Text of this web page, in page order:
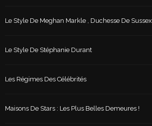
Le Style De Meghan Markle , Duchesse De Sussex
Le Style De Stéphanie Durant
Les Régimes Des Célébrités
Maisons De Stars : Les Plus Belles Demeures !